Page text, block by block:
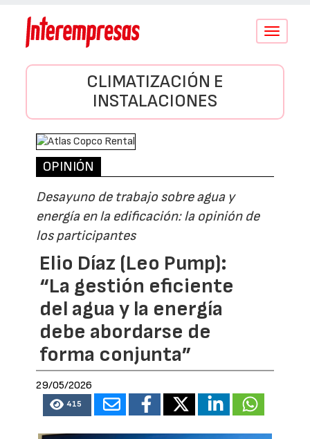
Conmutar
CLIMATIZACIÓN E
INSTALACIONES
OPINIÓN
Desayuno de trabajo sobre agua y
energía en la edificación: la opinión de
los participantes
Elio Díaz (Leo Pump):
“La gestión eficiente
del agua y la energía
debe abordarse de
forma conjunta”
29/05/2026
415